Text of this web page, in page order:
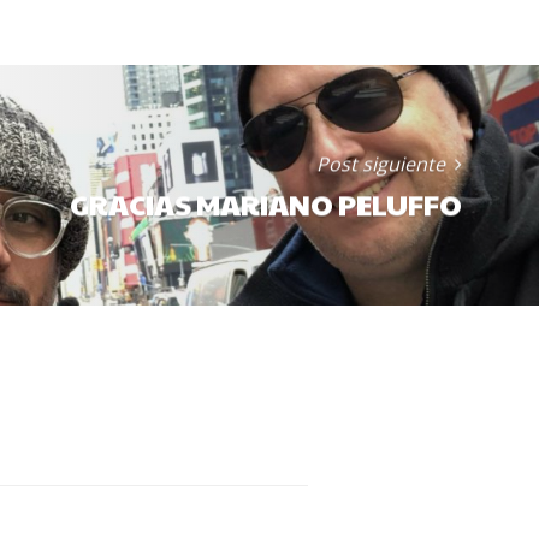
Post siguiente
GRACIAS MARIANO PELUFFO